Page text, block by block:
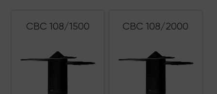
СВС 108/1500 СВС 108/2000